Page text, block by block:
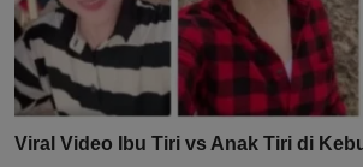
Viral Video Ibu Tiri vs Anak Tiri di